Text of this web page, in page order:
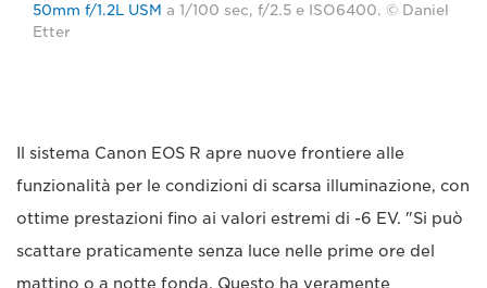
50mm f/1.2L USM a 1/100 sec, f/2.5 e ISO6400. © Daniel
Etter
Il sistema Canon EOS R apre nuove frontiere alle
funzionalità per le condizioni di scarsa illuminazione, con
ottime prestazioni fino ai valori estremi di -6 EV. "Si può
scattare praticamente senza luce nelle prime ore del
mattino o a notte fonda. Questo ha veramente